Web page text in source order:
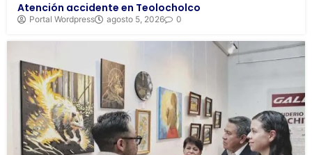
Atención accidente en Teolocholco
Portal Wordpress agosto 5, 2026 0